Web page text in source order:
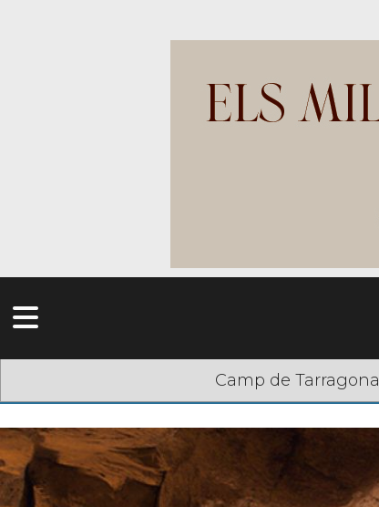
Camp de Tarragona